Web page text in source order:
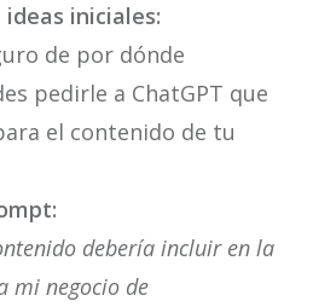
iniciales:
de por dónde
pedirle a ChatGPT que
el contenido de tu
debería incluir en la
mi negocio de